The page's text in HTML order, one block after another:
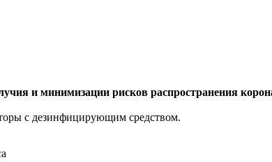
и минимизации рисков распространения
с дезинфицирующим средством.